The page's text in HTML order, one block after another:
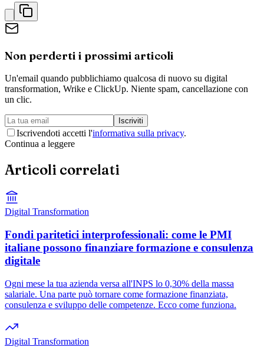
Non perderti i prossimi articoli
Un'email quando pubblichiamo qualcosa di nuovo su digital
transformation, Wrike e ClickUp. Niente spam, cancellazione con
un clic.
Iscriviti
Iscrivendoti accetti l'informativa sulla privacy.
Continua a leggere
Articoli correlati
Digital Transformation
Fondi paritetici interprofessionali: come le PMI
italiane possono finanziare formazione e consulenza
digitale
Ogni mese la tua azienda versa all'INPS lo 0,30% della massa
salariale. Una parte può tornare come formazione finanziata,
consulenza e sviluppo delle competenze. Ecco come funziona.
Digital Transformation